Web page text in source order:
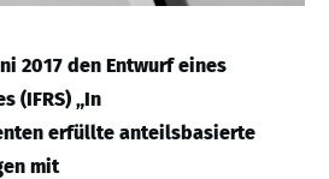
2017 den Entwurf eines
(IFRS) „In
erfüllte anteilsbasierte
mit